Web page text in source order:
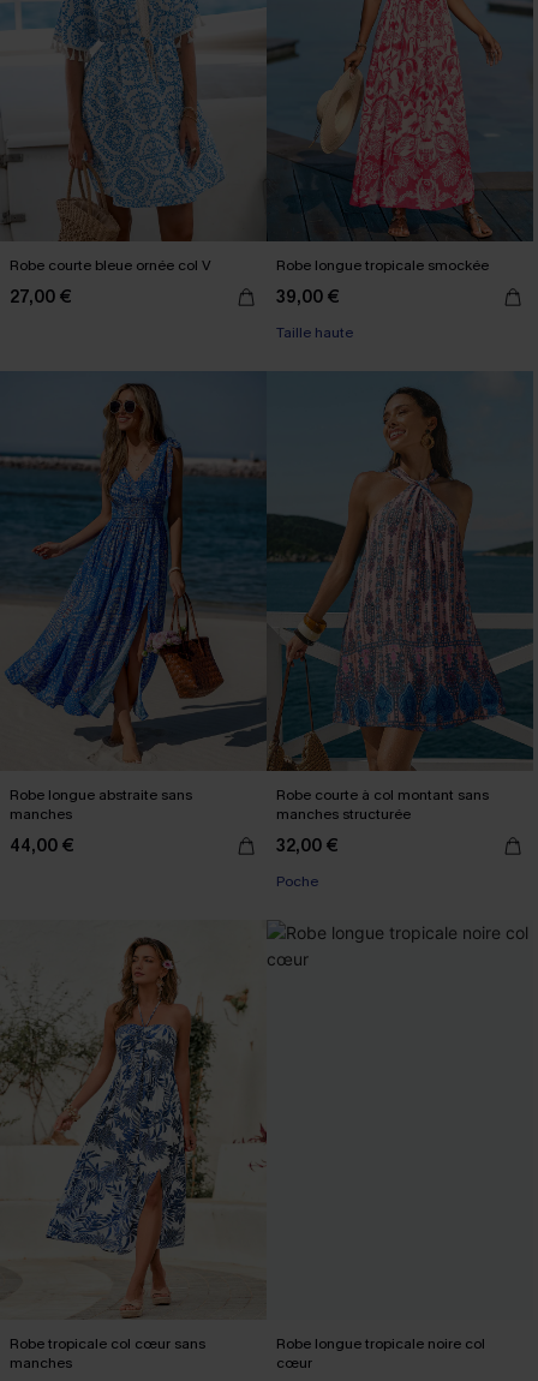
Robe courte bleue ornée col V
27,00 €
Robe longue tropicale smockée
39,00 €
Taille haute
Robe longue abstraite sans
manches
44,00 €
Robe courte à col montant sans
manches structurée
32,00 €
Poche
Robe tropicale col cœur sans
manches
Robe longue tropicale noire col
cœur